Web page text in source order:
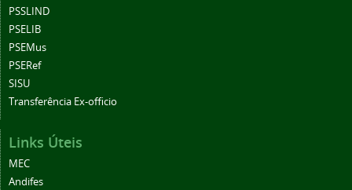
PSSLIND
PSELIB
PSEMus
PSERef
SISU
Transferência Ex-officio
Links Úteis
MEC
Andifes